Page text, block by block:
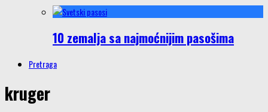
10 zemalja sa najmoćnijim pasošima
Pretraga
kruger